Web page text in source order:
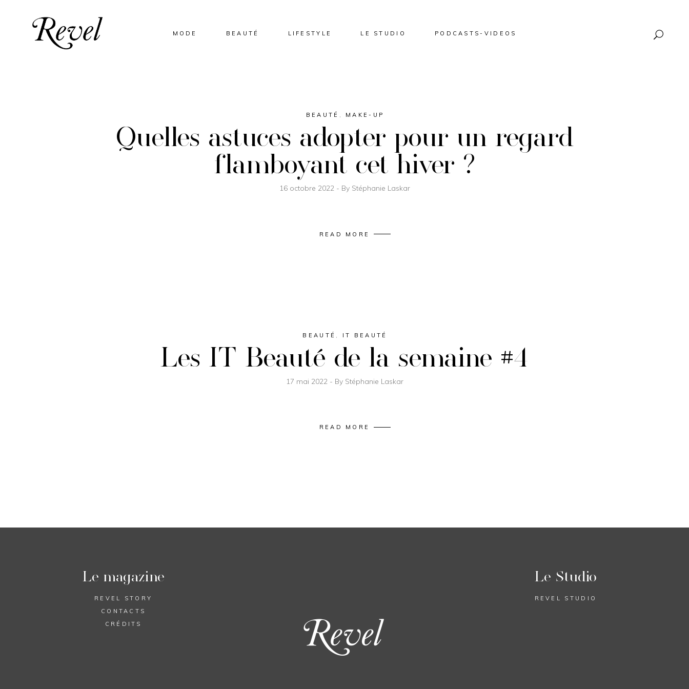
MODE BEAUTÉ LIFESTYLE LE STUDIO PODCASTS-VIDEOS
BEAUTÉ , MAKE-UP
Quelles astuces adopter pour un regard
flamboyant cet hiver ?
16 octobre 2022 By Stéphanie Laskar
READ MORE
BEAUTÉ IT BEAUTÉ
Les IT Beauté de la semaine #4
17 mai 2022 By Stéphanie Laskar
READ MORE
Le magazine
REVEL STORY
CONTACTS
CRÉDITS
Le Studio
REVEL STUDIO